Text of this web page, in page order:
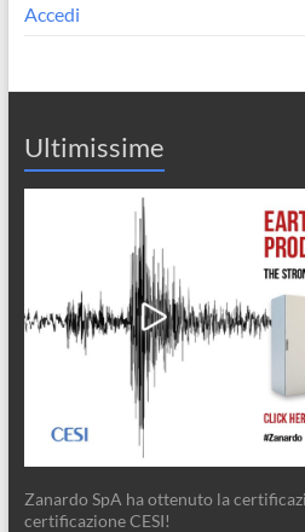
Accedi
Ultimissime
Zanardo SpA ha ottenuto la
certificazione CESI!